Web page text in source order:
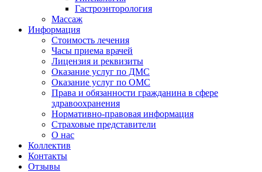
Гастроэнторология
Массаж
Информация
Стоимость лечения
Часы приема врачей
Лицензия и реквизиты
Оказание услуг по ДМС
Оказание услуг по ОМС
Права и обязанности гражданина в сфере
здравоохранения
Нормативно-правовая информация
Страховые представители
О нас
Коллектив
Контакты
Отзывы